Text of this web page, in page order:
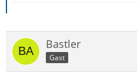
Bastler
Gast